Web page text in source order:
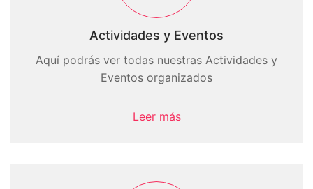
Actividades y Eventos
Aquí podrás ver todas nuestras Actividades y
Eventos organizados
Leer más